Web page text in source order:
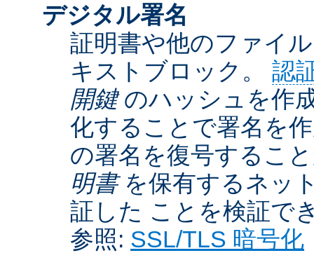
デジタル署名
証明書や他のファイ
キストブロック。 認
開鍵のハッシュを作
化することで署名を
の署名を復号するこ
明書を保有するネッ
証した ことを検証で
参照: SSL/TLS 暗号化